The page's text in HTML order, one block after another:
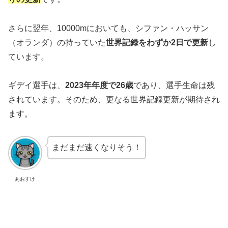
さらに翌年、10000mにおいても、シファン・ハッサン
（オランダ）の持っていた世界記録をわずか2日で更新し
ています。
ギデイ選手は、 2023年年度で26歳であり、選手生命は残
されています。そのため、更なる世界記録更新が期待され
ます。
あおすけ
まだまだ速くなりそう！